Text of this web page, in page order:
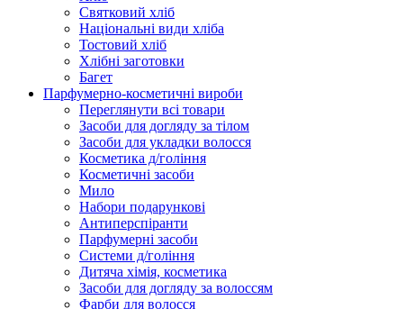
Святковий хліб
Національні види хліба
Тостовий хліб
Хлібні заготовки
Багет
Парфумерно-косметичні вироби
Переглянути всі товари
Засоби для догляду за тілом
Засоби для укладки волосся
Косметика д/гоління
Косметичні засоби
Мило
Набори подарункові
Антиперспіранти
Парфумерні засоби
Системи д/гоління
Дитяча хімія, косметика
Засоби для догляду за волоссям
Фарби для волосся